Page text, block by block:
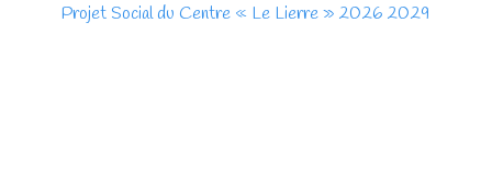
Projet Social du Centre « Le Lierre » 2026 2029